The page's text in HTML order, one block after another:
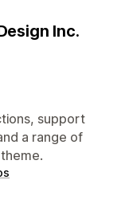
Inc.
support
a range of